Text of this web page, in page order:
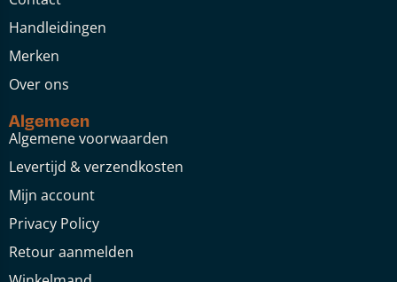
Handleidingen
Merken
Over ons
Algemeen
Algemene voorwaarden
Levertijd & verzendkosten
Mijn account
Privacy Policy
Retour aanmelden